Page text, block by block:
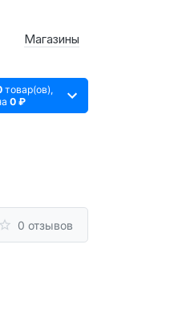
Магазины
товар(ов),
0 ₽
0 отзывов